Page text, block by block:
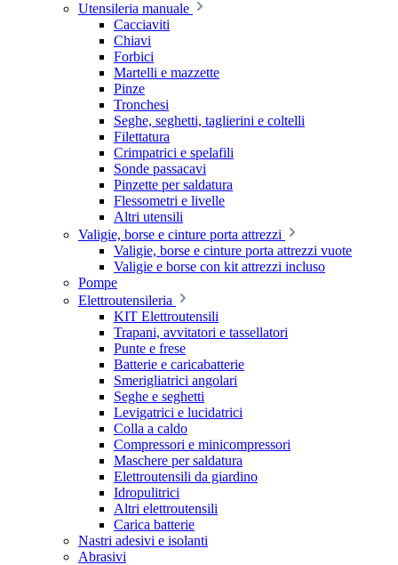
Utensileria manuale
Cacciaviti
Chiavi
Forbici
Martelli e mazzette
Pinze
Tronchesi
Seghe, seghetti, taglierini e coltelli
Filettatura
Crimpatrici e spelafili
Sonde passacavi
Pinzette per saldatura
Flessometri e livelle
Altri utensili
Valigie, borse e cinture porta attrezzi
Valigie, borse e cinture porta attrezzi vuote
Valigie e borse con kit attrezzi incluso
Pompe
Elettroutensileria
KIT Elettroutensili
Trapani, avvitatori e tassellatori
Punte e frese
Batterie e caricabatterie
Smerigliatrici angolari
Seghe e seghetti
Levigatrici e lucidatrici
Colla a caldo
Compressori e minicompressori
Maschere per saldatura
Elettroutensili da giardino
Idropulitrici
Altri elettroutensili
Carica batterie
Nastri adesivi e isolanti
Abrasivi